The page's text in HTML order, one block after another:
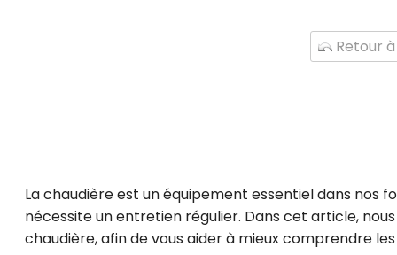
Retour
La chaudière est un équipement essentiel dans
nécessite un entretien régulier. Dans cet article,
chaudière, afin de vous aider à mieux comprendre